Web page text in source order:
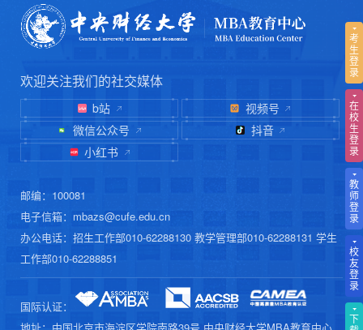
欢迎关注我们的社交媒体
b站
视频号
微信公众号
抖音
小红书
邮编：100081
电子信箱：mbazs@cufe.edu.cn
办公电话：招生工作部010-62288130 教学管理部010-62288131 学生
工作部010-62288851
国际认证：
考
生
登
录
在
校
生
登
录
教
师
登
录
校
友
登
录
下